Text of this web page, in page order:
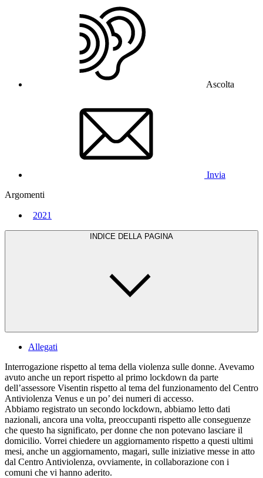
Ascolta
Invia
Argomenti
2021
INDICE DELLA PAGINA
Allegati
Interrogazione rispetto al tema della violenza sulle donne. Avevamo
avuto anche un report rispetto al primo lockdown da parte
dell’assessore Visentin rispetto al tema del funzionamento del Centro
Antiviolenza Venus e un po’ dei numeri di accesso.
Abbiamo registrato un secondo lockdown, abbiamo letto dati
nazionali, ancora una volta, preoccupanti rispetto alle conseguenze
che questo ha significato, per donne che non potevano lasciare il
domicilio. Vorrei chiedere un aggiornamento rispetto a questi ultimi
mesi, anche un aggiornamento, magari, sulle iniziative messe in atto
dal Centro Antiviolenza, ovviamente, in collaborazione con i
comuni che vi hanno aderito.